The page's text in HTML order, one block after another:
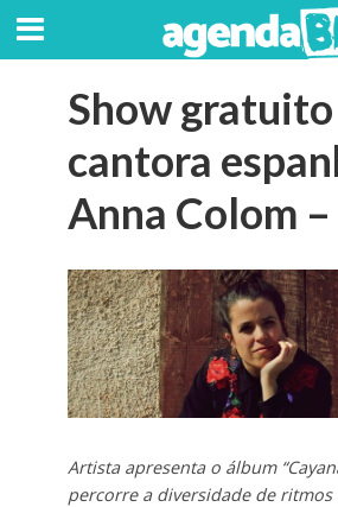
Show gratuito
cantora
Anna Colom
Artista apresenta o álbum
percorre a diversidade de ritmos